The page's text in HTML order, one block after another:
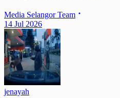
Media Selangor Team
14 Jul 2026
jenayah